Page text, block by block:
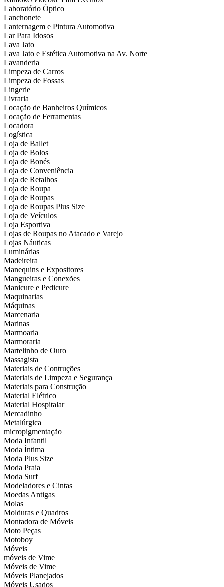
Laboratório Óptico
Lanchonete
Lanternagem e Pintura Automotiva
Lar Para Idosos
Lava Jato
Lava Jato e Estética Automotiva na Av. Norte
Lavanderia
Limpeza de Carros
Limpeza de Fossas
Lingerie
Livraria
Locação de Banheiros Químicos
Locação de Ferramentas
Locadora
Logística
Loja de Ballet
Loja de Bolos
Loja de Bonés
Loja de Conveniência
Loja de Retalhos
Loja de Roupa
Loja de Roupas
Loja de Roupas Plus Size
Loja de Veículos
Loja Esportiva
Lojas de Roupas no Atacado e Varejo
Lojas Náuticas
Luminárias
Madeireira
Manequins e Expositores
Mangueiras e Conexões
Manicure e Pedicure
Maquinarias
Máquinas
Marcenaria
Marinas
Marmoaria
Marmoraria
Martelinho de Ouro
Massagista
Materiais de Contruções
Materiais de Limpeza e Segurança
Materiais para Construção
Material Elétrico
Material Hospitalar
Mercadinho
Metalúrgica
micropigmentação
Moda Infantil
Moda Íntima
Moda Plus Size
Moda Praia
Moda Surf
Modeladores e Cintas
Moedas Antigas
Molas
Molduras e Quadros
Montadora de Móveis
Moto Peças
Motoboy
Móveis
móveis de Vime
Móveis de Vime
Móveis Planejados
Móveis Usados